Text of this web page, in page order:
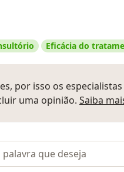
Eficácia do
por isso os
uma opinião. Saiba
opiniões